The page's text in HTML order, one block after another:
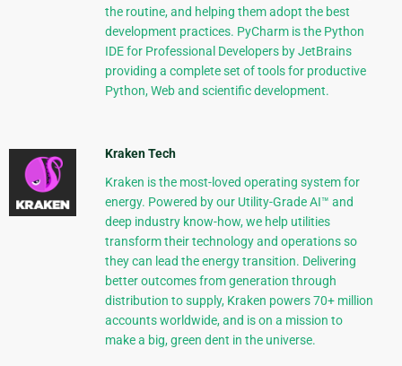
the routine, and helping them adopt the best
development practices. PyCharm is the Python
IDE for Professional Developers by JetBrains
providing a complete set of tools for productive
Python, Web and scientific development.
Kraken Tech
Kraken is the most-loved operating system for
energy. Powered by our Utility-Grade AI™ and
deep industry know-how, we help utilities
transform their technology and operations so
they can lead the energy transition. Delivering
better outcomes from generation through
distribution to supply, Kraken powers 70+ million
accounts worldwide, and is on a mission to
make a big, green dent in the universe.